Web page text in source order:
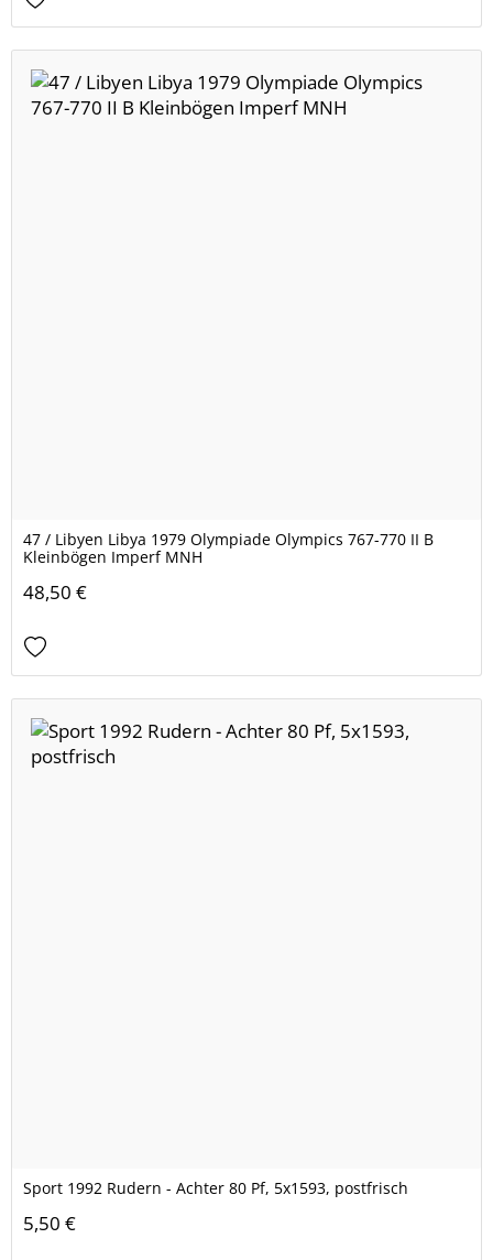
47 / Libyen Libya 1979 Olympiade Olympics 767-770 II B
Kleinbögen Imperf MNH
48,50 €
Sport 1992 Rudern - Achter 80 Pf, 5x1593, postfrisch
5,50 €